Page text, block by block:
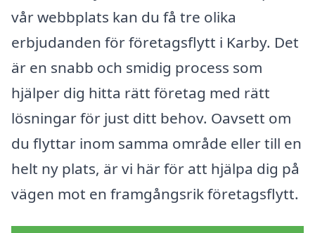
vår webbplats kan du få tre olika
erbjudanden för företagsflytt i Karby. Det
är en snabb och smidig process som
hjälper dig hitta rätt företag med rätt
lösningar för just ditt behov. Oavsett om
du flyttar inom samma område eller till en
helt ny plats, är vi här för att hjälpa dig på
vägen mot en framgångsrik företagsflytt.